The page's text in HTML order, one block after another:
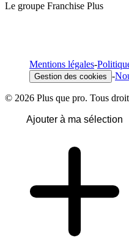
Le groupe Franchise Plus
Mentions légales-
Gestion des cookies -
© 2026 Plus que pro. Tous
Ajouter à ma sélection